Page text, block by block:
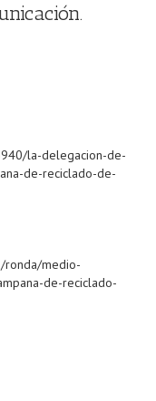
la-delegacion-de-
de-reciclado-de-
ronda/medio-
de-reciclado-